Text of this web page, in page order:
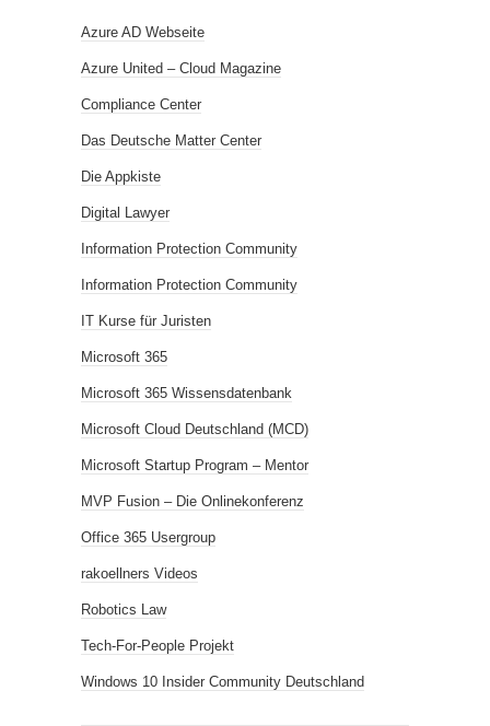
Azure AD Webseite
Azure United – Cloud Magazine
Compliance Center
Das Deutsche Matter Center
Die Appkiste
Digital Lawyer
Information Protection Community
Information Protection Community
IT Kurse für Juristen
Microsoft 365
Microsoft 365 Wissensdatenbank
Microsoft Cloud Deutschland (MCD)
Microsoft Startup Program – Mentor
MVP Fusion – Die Onlinekonferenz
Office 365 Usergroup
rakoellners Videos
Robotics Law
Tech-For-People Projekt
Windows 10 Insider Community Deutschland